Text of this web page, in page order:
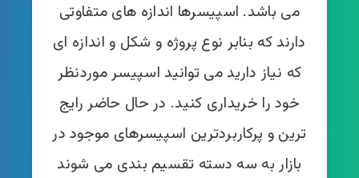
می باشد. اسپیسرها اندازه های متفاوتی
دارند که بنابر نوع پروژه و شکل و اندازه ای
که نیاز دارید می توانید اسپیسر موردنظر
خود را خریداری کنید. در حال حاضر رایج
ترین و پرکاربردترین اسپیسرهای موجود در
بازار به سه دسته تقسیم بندی می شوند